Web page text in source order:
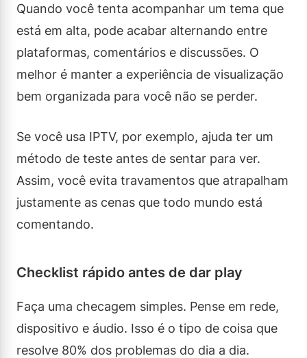
Quando você tenta acompanhar um tema que
está em alta, pode acabar alternando entre
plataformas, comentários e discussões. O
melhor é manter a experiência de visualização
bem organizada para você não se perder.
Se você usa IPTV, por exemplo, ajuda ter um
método de teste antes de sentar para ver.
Assim, você evita travamentos que atrapalham
justamente as cenas que todo mundo está
comentando.
Checklist rápido antes de dar play
Faça uma checagem simples. Pense em rede,
dispositivo e áudio. Isso é o tipo de coisa que
resolve 80% dos problemas do dia a dia.